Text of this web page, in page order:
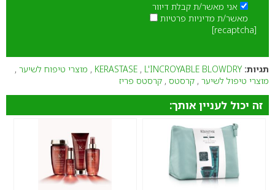
אני מאשר/ת קבלת דיוור
מאשר/ת מדיניות פרטיות
[recaptcha]
תגיות: KERASTASE , L'INCROYABLE BLOWDRY
, מוצרי טיפוח לשיער ,
מוצרי טיפול לשיער , קרסטס , קרסטס פריז
זה יכול לעניין אותך: